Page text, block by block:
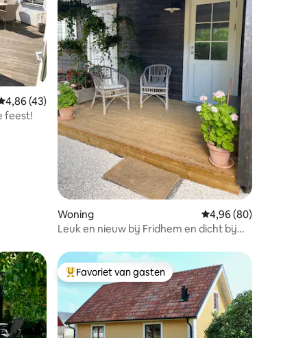
beoordeling van 4,86 uit 5, 43 recensies
4,86 (43)
feest!
Woning Gemiddelde
4,96 (80)
Leuk en nieuw bij Fridhem en dicht bij
Topfavoriet van gasten
Favoriet van gasten